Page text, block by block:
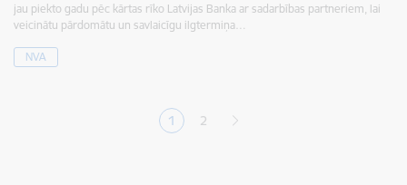
jau piekto gadu pēc kārtas rīko Latvijas Banka ar sadarbības partneriem, lai
veicinātu pārdomātu un savlaicīgu ilgtermiņa…
NVA
Pašreizējā lapa
1 Lapa
2